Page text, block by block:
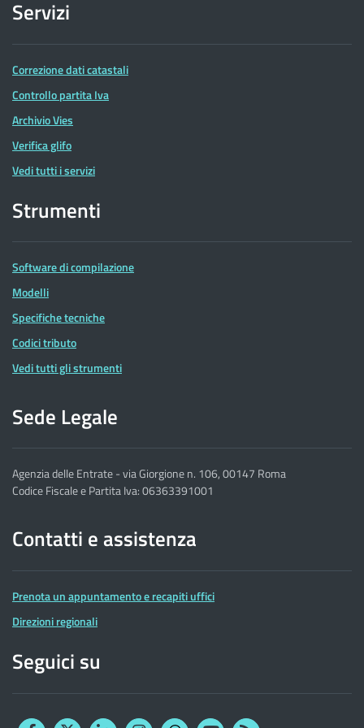
Servizi
Correzione dati catastali
Controllo partita Iva
Archivio Vies
Verifica glifo
Vedi tutti i servizi
Strumenti
Software di compilazione
Modelli
Specifiche tecniche
Codici tributo
Vedi tutti gli strumenti
Sede Legale
Agenzia delle Entrate - via Giorgione n. 106, 00147 Roma
Codice Fiscale e Partita Iva: 06363391001
Contatti e assistenza
Prenota un appuntamento e recapiti uffici
Direzioni regionali
Seguici su